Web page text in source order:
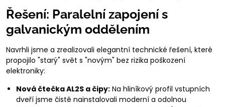
Řešení: Paralelní zapojení s
galvanickým oddělením
Navrhli jsme a zrealizovali elegantní technické řešení, které
propojilo "starý" svět s "novým" bez rizika poškození
elektroniky:
Nová čtečka AL2S a čipy: Na hliníkový profil vstupních
dveří jsme čistě nainstalovali moderní a odolnou